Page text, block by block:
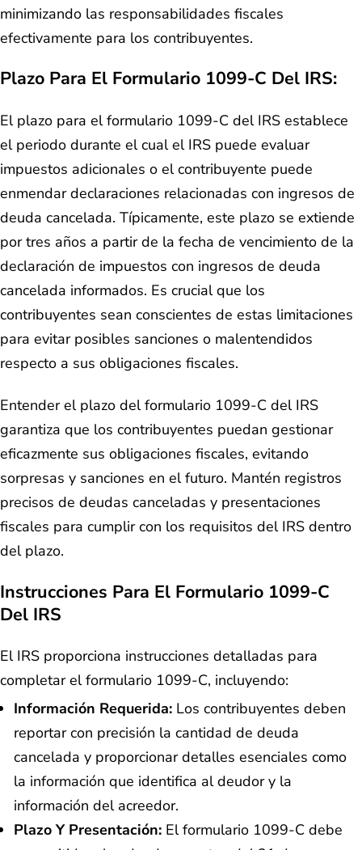
minimizando las responsabilidades fiscales
efectivamente para los contribuyentes.
Plazo Para El Formulario 1099-C Del IRS:
El plazo para el formulario 1099-C del IRS establece
el periodo durante el cual el IRS puede evaluar
impuestos adicionales o el contribuyente puede
enmendar declaraciones relacionadas con ingresos de
deuda cancelada. Típicamente, este plazo se extiende
por tres años a partir de la fecha de vencimiento de la
declaración de impuestos con ingresos de deuda
cancelada informados. Es crucial que los
contribuyentes sean conscientes de estas limitaciones
para evitar posibles sanciones o malentendidos
respecto a sus obligaciones fiscales.
Entender el plazo del formulario 1099-C del IRS
garantiza que los contribuyentes puedan gestionar
eficazmente sus obligaciones fiscales, evitando
sorpresas y sanciones en el futuro. Mantén registros
precisos de deudas canceladas y presentaciones
fiscales para cumplir con los requisitos del IRS dentro
del plazo.
Instrucciones Para El Formulario 1099-C
Del IRS
El IRS proporciona instrucciones detalladas para
completar el formulario 1099-C, incluyendo:
Información Requerida: Los contribuyentes deben
reportar con precisión la cantidad de deuda
cancelada y proporcionar detalles esenciales como
la información que identifica al deudor y la
información del acreedor.
Plazo Y Presentación: El formulario 1099-C debe